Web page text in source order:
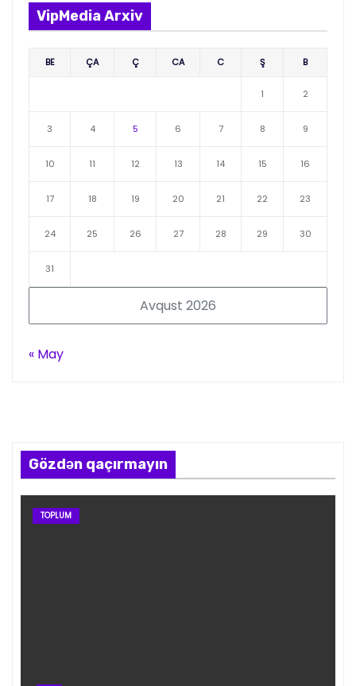
VipMedia Arxiv
Avqust 2026
BE ÇA Ç CA C Ş B
1 2
3 4 5 6 7 8 9
10 11 12 13 14 15 16
17 18 19 20 21 22 23
24 25 26 27 28 29 30
31
« May
Gözdən qaçırmayın
TOPLUM